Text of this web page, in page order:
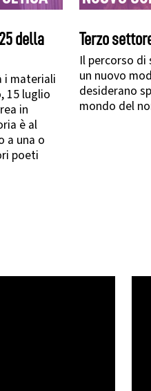
della
i materiali
15 luglio
in
è al
a una o
poeti
Terzo
Il percorso
un nuovo
desiderano
mondo del